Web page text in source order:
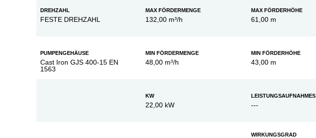
DREHZAHL
FESTE DREHZAHL
MAX FÖRDERMENGE
132,00 m³/h
MAX FÖRDERHÖHE
61,00 m
PUMPENGEHÄUSE
Cast Iron GJS 400-15 EN
1563
MIN FÖRDERMENGE
48,00 m³/h
MIN FÖRDERHÖHE
43,00 m
KW
22,00 kW
LEISTUNGSAUFNAHMES
---
WIRKUNGSGRAD